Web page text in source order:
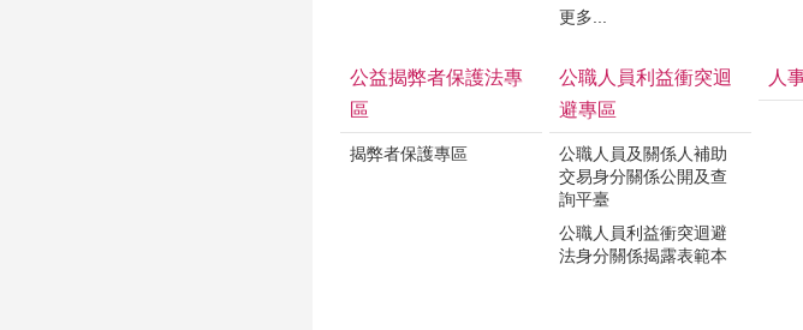
更多...
公益揭弊者保護法專
區
揭弊者保護專區
公職人員利益衝突迴
避專區
公職人員及關係人補助
交易身分關係公開及查
詢平臺
公職人員利益衝突迴避
法身分關係揭露表範本
人